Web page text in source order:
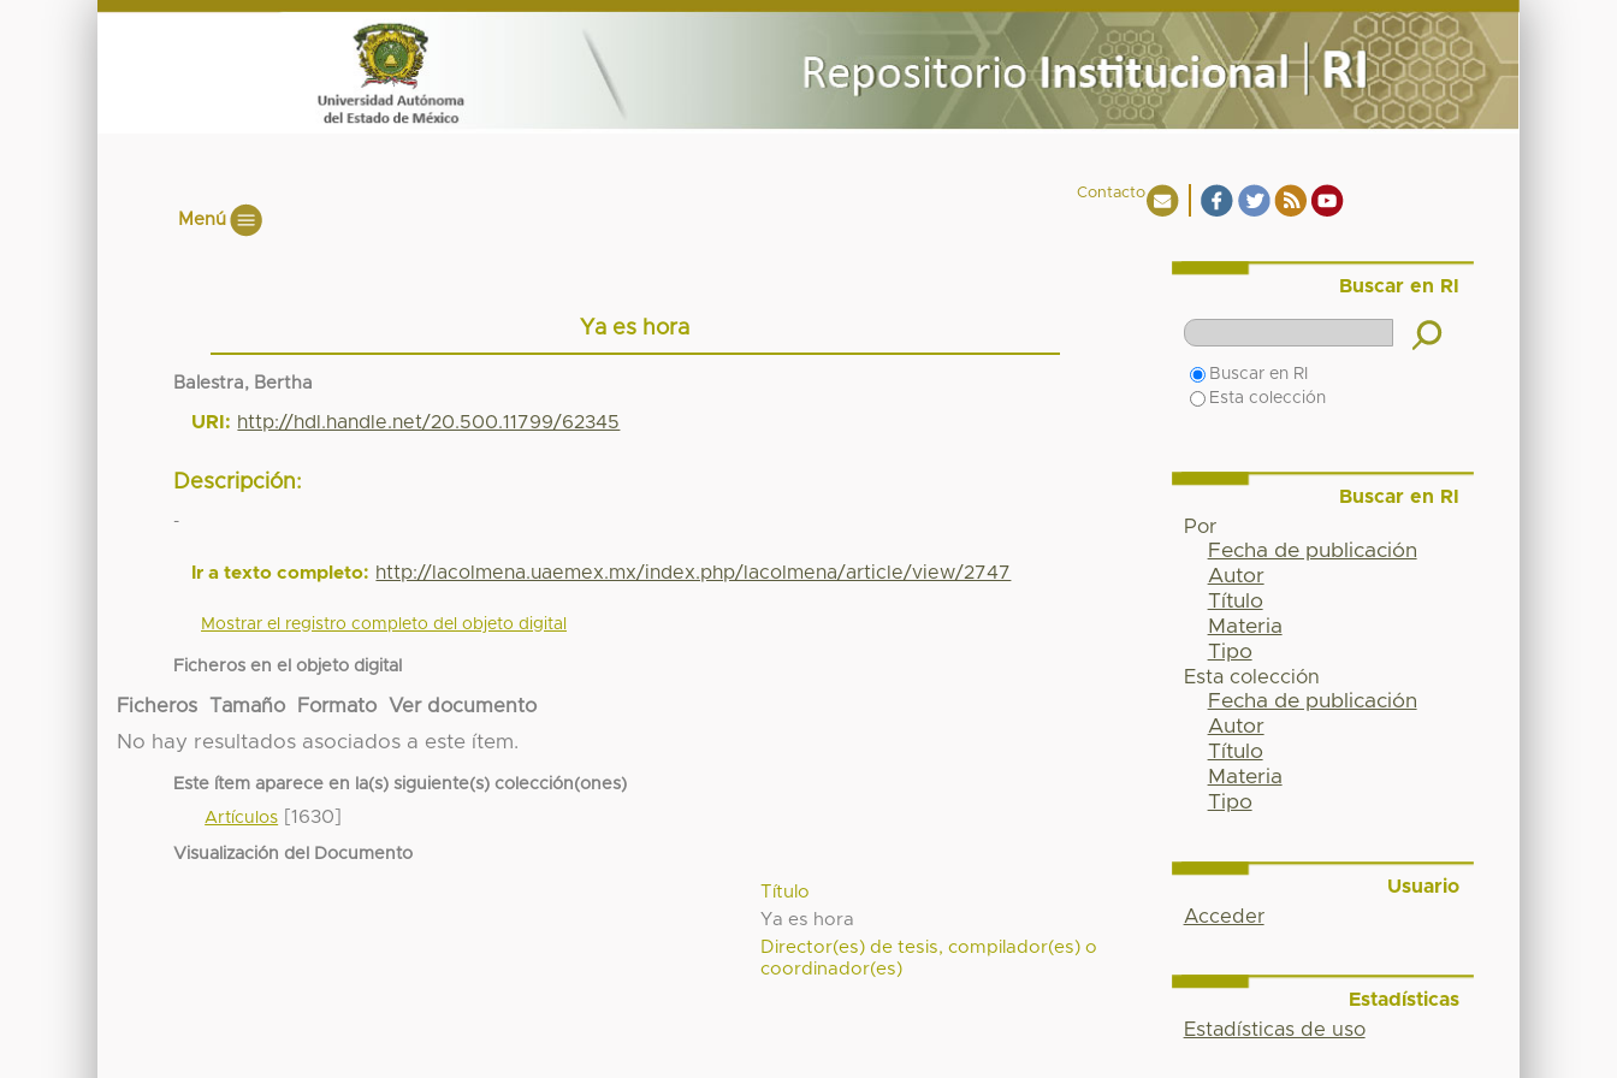
Contacto
Menú
Ya es hora
Balestra, Bertha
URI: http://hdl.handle.net/20.500.11799/62345
Descripción:
-
Ir a texto completo: http://lacolmena.uaemex.mx/index.php/lacolmena/article/view/2747
Mostrar el registro completo del objeto digital
Ficheros en el objeto digital
Ficheros Tamaño Formato
Ver documento
No hay resultados asociados a este ítem.
Este ítem aparece en la(s) siguiente(s) colección(ones)
Artículos [1630]
Visualización del Documento
Título
Ya es hora
Director(es) de tesis, compilador(es) o
coordinador(es)
Buscar en RI
Buscar en RI
Esta colección
Buscar en RI
Por
Fecha de publicación
Autor
Título
Materia
Tipo
Esta colección
Fecha de publicación
Autor
Título
Materia
Tipo
Usuario
Acceder
Estadísticas
Estadísticas de uso